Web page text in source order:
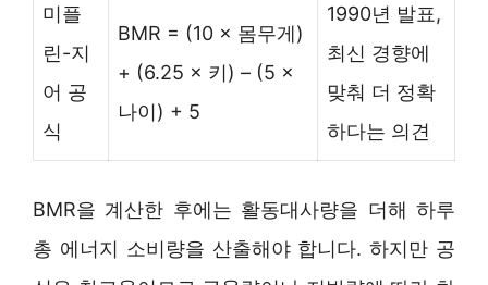
미플
린-지
어 공
식
BMR = (10 × 몸무게)
+ (6.25 × 키) – (5 ×
나이) + 5
1990년 발표,
최신 경향에
맞춰 더 정확
하다는 의견
BMR을 계산한 후에는 활동대사량을 더해 하루
총 에너지 소비량을 산출해야 합니다. 하지만 공